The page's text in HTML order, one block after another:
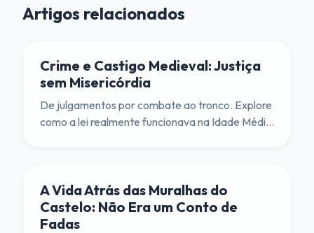
Artigos relacionados
Crime e Castigo Medieval: Justiça
sem Misericórdia
De julgamentos por combate ao tronco. Explore
como a lei realmente funcionava na Idade Média
A Vida Atrás das Muralhas do
Castelo: Não Era um Conto de
Fadas